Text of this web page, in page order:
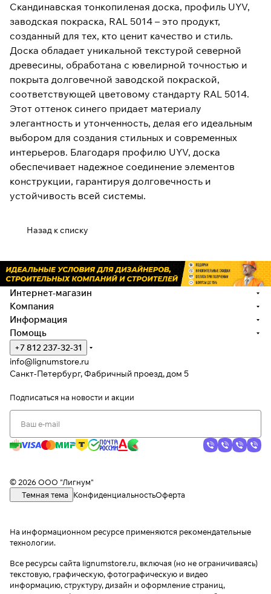
Скандинавская тонкопиленая доска, профиль UYV,
заводская покраска, RAL 5014 – это продукт,
созданный для тех, кто ценит качество и стиль.
Доска обладает уникальной текстурой северной
древесины, обработана с ювелирной точностью и
покрыта долговечной заводской покраской,
соответствующей цветовому стандарту RAL 5014.
Этот оттенок синего придает материалу
элегантность и утонченность, делая его идеальным
выбором для создания стильных и современных
интерьеров. Благодаря профилю UYV, доска
обеспечивает надежное соединение элементов
конструкции, гарантируя долговечность и
устойчивость всей системы.
Назад к списку
Интернет-магазин
Компания
Информация
Помощь
+7 812 237-32-31
info@lignumstore.ru
Санкт-Петербург, Фабричный проезд, дом 5
Подписаться на новости и акции
© 2026 ООО "Лигнум"
Темная тема
КонфиденциальностьОферта
На информационном ресурсе применяются рекомендательные
технологии.
Все ресурсы сайта lignumstore.ru, включая (но не ограничиваясь)
текстовую, графическую, фотографическую и видео
информацию, структуру, дизайн и оформление страниц,